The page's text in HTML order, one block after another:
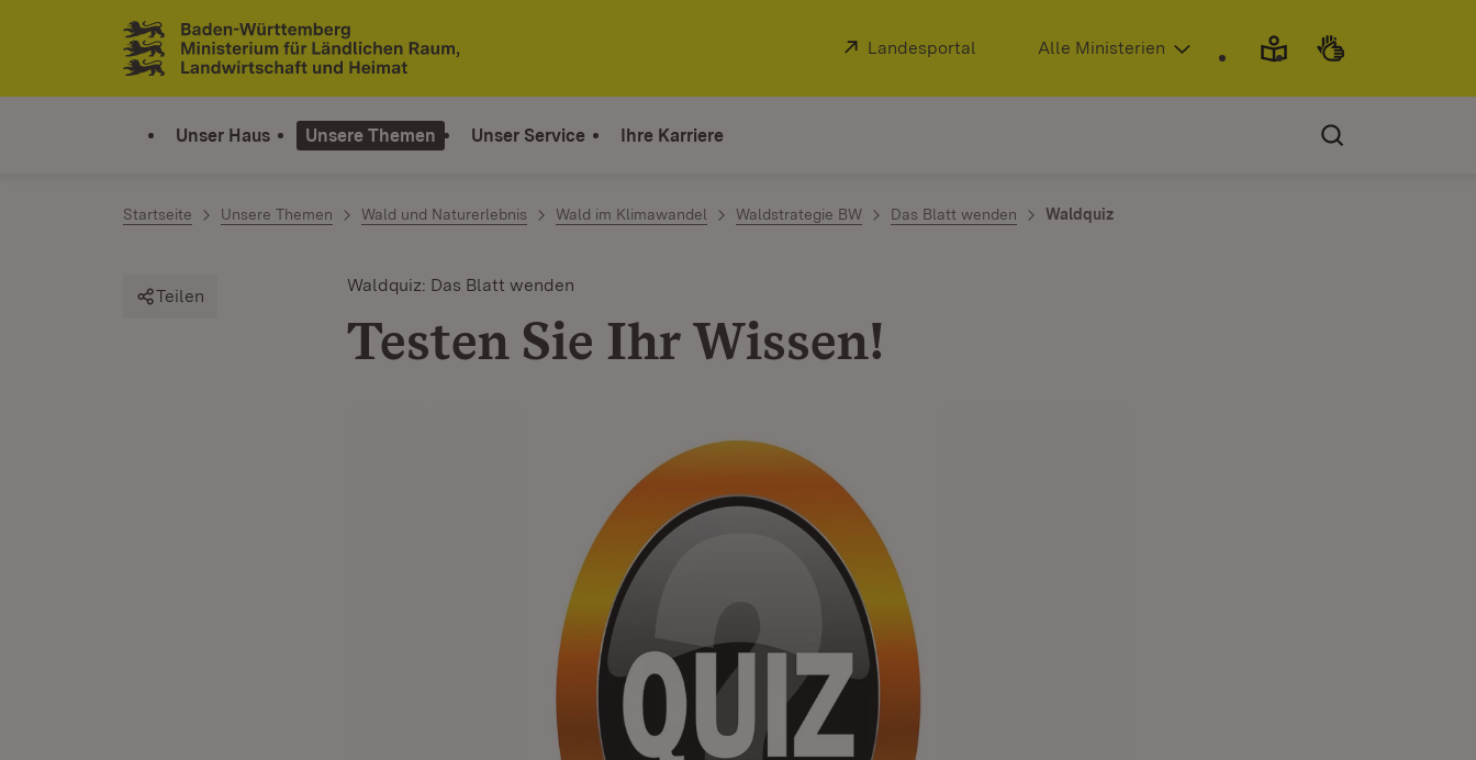
Zum Inhalt springen
Link zur Startseite
Extern:
Landesportal (Öffnet in neuem Fenster)
Alle Ministerien
Unser Haus Unsere Themen Unser Service Ihre Karriere
Startseite Unsere Themen Wald und Naturerlebnis Wald im Klimawandel Waldstrategie BW Das Blatt wenden Waldquiz
Waldquiz: Das Blatt wenden
Testen Sie Ihr Wissen!
Teilen